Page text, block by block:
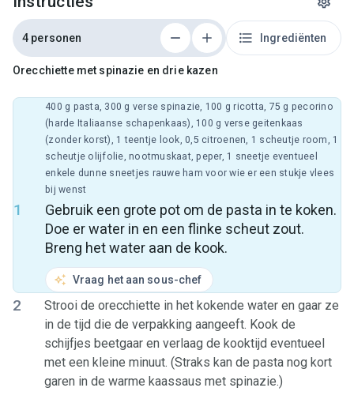
4 personen Ingrediënten
Orecchiette met spinazie en drie kazen
1
Gebruik een grote pot om de pasta in te koken.
Doe er water in en een flinke scheut zout.
Breng het water aan de kook.
Vraag het aan sous-chef
400 g pasta, 300 g verse spinazie, 100 g ricotta, 75 g pecorino
(harde Italiaanse schapenkaas), 100 g verse geitenkaas
(zonder korst), 1 teentje look, 0,5 citroenen, 1 scheutje room, 1
scheutje olijfolie, nootmuskaat, peper, 1 sneetje eventueel
enkele dunne sneetjes rauwe ham voor wie er een stukje vlees
bij wenst
2
Strooi de orecchiette in het kokende water en gaar ze
in de tijd die de verpakking aangeeft. Kook de
schijfjes beetgaar en verlaag de kooktijd eventueel
met een kleine minuut. (Straks kan de pasta nog kort
garen in de warme kaassaus met spinazie.)